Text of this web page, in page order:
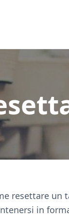
resettare
in